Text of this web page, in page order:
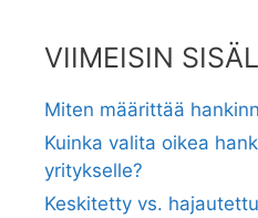
VIIMEISIN
Miten määrittää
Kuinka valita oikea
yritykselle?
Keskitetty vs.